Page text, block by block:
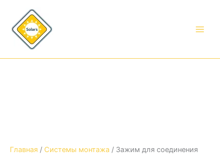
содержимому
Главная / Системы монтажа / Зажим для соединения
Зажим
для
соединения
профиля